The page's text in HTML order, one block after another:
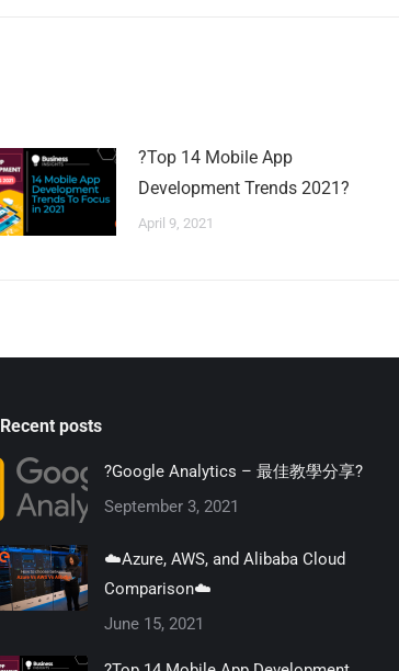
?Top 14 Mobile App
Development Trends 2021?
April 9, 2021
Recent posts
?Google Analytics – 最佳教學分享?
September 3, 2021
☁️Azure, AWS, and Alibaba Cloud
Comparison☁️
June 15, 2021